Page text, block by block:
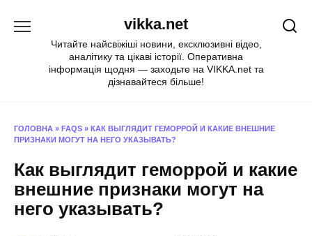
vikka.net
Читайте найсвіжіші новини, ексклюзивні відео,
аналітику та цікаві історії. Оперативна
інформація щодня — заходьте на VIKKA.net та
дізнавайтеся більше!
ГОЛОВНА » FAQS » КАК ВЫГЛЯДИТ ГЕМОРРОЙ И КАКИЕ ВНЕШНИЕ
ПРИЗНАКИ МОГУТ НА НЕГО УКАЗЫВАТЬ?
Как выглядит геморрой и какие
внешние признаки могут на
него указывать?